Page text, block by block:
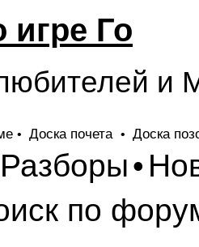
Го
и
• Доска почета • Доска
Разборы•
по